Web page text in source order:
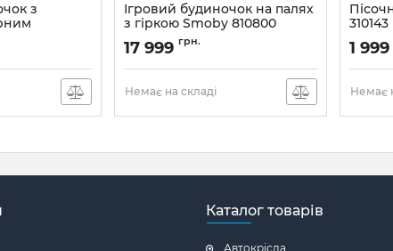
з
310209
Ігровий будиночок на палях
з гіркою Smoby 810800
17 999 грн.
Немає на складі
310143
1 999
Немає
Каталог товарів
Автокрісла